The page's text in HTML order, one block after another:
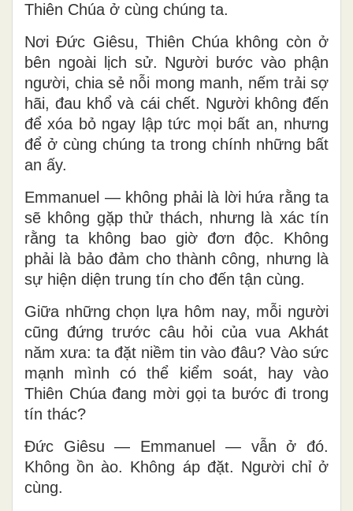
Thiên Chúa ở cùng chúng ta.
Nơi Đức Giêsu, Thiên Chúa không còn ở
bên ngoài lịch sử. Người bước vào phận
người, chia sẻ nỗi mong manh, nếm trải sợ
hãi, đau khổ và cái chết. Người không đến
để xóa bỏ ngay lập tức mọi bất an, nhưng
để ở cùng chúng ta trong chính những bất
an ấy.
Emmanuel — không phải là lời hứa rằng ta
sẽ không gặp thử thách, nhưng là xác tín
rằng ta không bao giờ đơn độc. Không
phải là bảo đảm cho thành công, nhưng là
sự hiện diện trung tín cho đến tận cùng.
Giữa những chọn lựa hôm nay, mỗi người
cũng đứng trước câu hỏi của vua Akhát
năm xưa: ta đặt niềm tin vào đâu? Vào sức
mạnh mình có thể kiểm soát, hay vào
Thiên Chúa đang mời gọi ta bước đi trong
tín thác?
Đức Giêsu — Emmanuel — vẫn ở đó.
Không ồn ào. Không áp đặt. Người chỉ ở
cùng.